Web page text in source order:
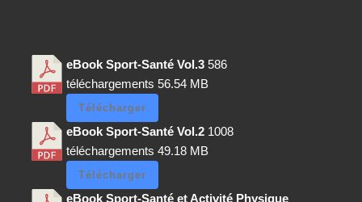
eBook Sport-Santé Vol.3 586
téléchargements 56.54 MB
Télécharger
eBook Sport-Santé Vol.2 1008
téléchargements 49.18 MB
Télécharger
eBook Sport-Santé et Activité Physique